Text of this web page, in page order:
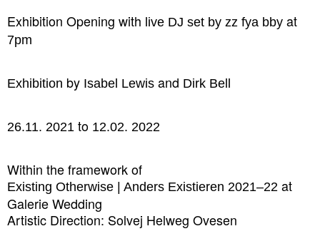
Exhibition Opening with live DJ set by zz fya bby at
7pm
Exhibition by Isabel Lewis and Dirk Bell
26.11. 2021 to 12.02. 2022
Within the framework of
Existing Otherwise | Anders Existieren 2021–22 at
Galerie Wedding
Artistic Direction: Solvej Helweg Ovesen